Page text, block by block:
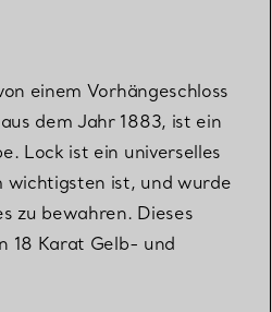
einem Vorhängeschloss
dem Jahr 1883, ist ein
Lock ist ein universelles
wichtigsten ist, und wurde
zu bewahren. Dieses
18 Karat Gelb- und